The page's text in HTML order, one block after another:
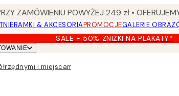
ZAMÓWIENIU POWYŻEJ 249 zł •
RAMKI & AKCESORIAPROMOCJEGALERIE
SALE - 50% ZNIŻKI NA PLAKATY*
i miejscami